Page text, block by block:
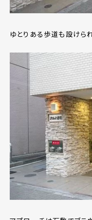
ゆとりある歩道も設けら